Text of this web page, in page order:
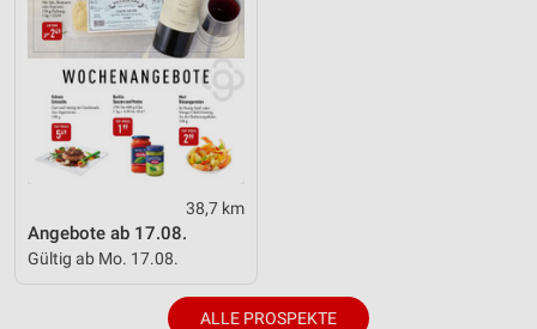
38,7 km
Angebote ab 17.08.
Gültig ab Mo. 17.08.
ALLE PROSPEKTE